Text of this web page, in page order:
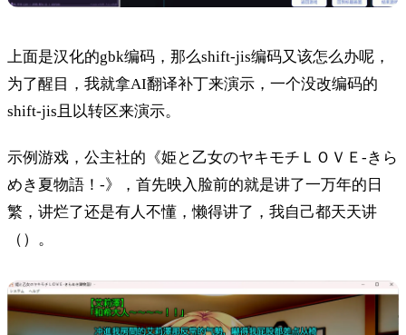
上面是汉化的gbk编码，那么shift-jis编码又该怎么办呢，
为了醒目，我就拿AI翻译补丁来演示，一个没改编码的
shift-jis且以转区来演示。
示例游戏，公主社的《姫と乙女のヤキモチＬＯＶＥ-きら
めき夏物語！-》，首先映入脸前的就是讲了一万年的日
繁，讲烂了还是有人不懂，懒得讲了，我自己都天天讲
（）。